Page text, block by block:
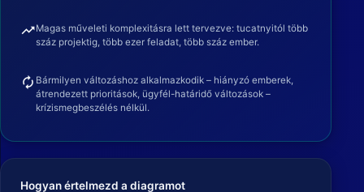
trending_upMagas műveleti komplexitásra lett tervezve: tucatnyitól több
száz projektig, több ezer feladat, több száz ember.
autorenew Bármilyen változáshoz alkalmazkodik – hiányzó emberek,
átrendezett prioritások, ügyfél-határidő változások –
krízismegbeszélés nélkül.
Hogyan értelmezd a diagramot